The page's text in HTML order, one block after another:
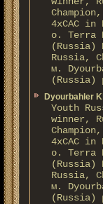
4xCAC in
о. Terra
(Russia)
Russia,
м.
(Russia)
Dyourbahler
Youth
winner,
4xCAC in
о. Terra
(Russia)
Russia,
м.
(Russia)